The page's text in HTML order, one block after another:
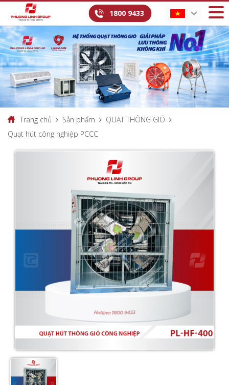
1800 9433
Trang chủ Sản phẩm
QUẠT THÔNG GIÓ
Quạt hút công nghiệp PCCC